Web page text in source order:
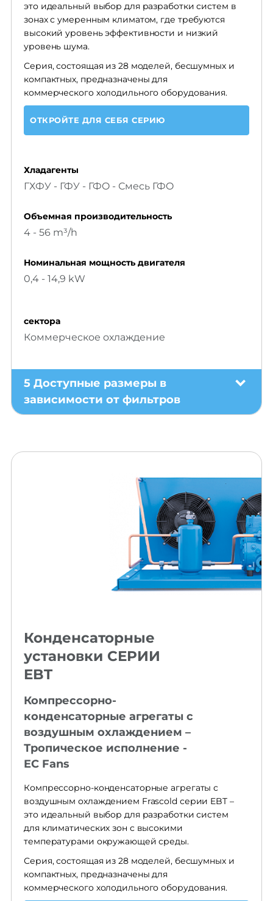
это идеальный выбор для разработки систем в
зонах с умеренным климатом, где требуются
высокий уровень эффективности и низкий
уровень шума.
Серия, состоящая из 28 моделей, бесшумных и
компактных, предназначены для
коммерческого холодильного оборудования.
ОТКРОЙТЕ ДЛЯ СЕБЯ СЕРИЮ
Хладагенты
ГХФУ - ГФУ - ГФO - Смесь ГФO
Объемнaя производительность
4 - 56 m³/h
Номинальная мощность двигателя
0,4 - 14,9 kW
сектора
Коммерческое охлаждение
5 Доступные размеры в
зависимости от фильтров
Конденсаторные
установки СЕРИИ
EBT
Компрессорно-
конденсаторные агрегаты с
воздушным охлаждением –
Тропическое исполнение -
EC Fans
Компрессорно-конденсаторные агрегаты с
воздушным охлаждением Frascold серии EBT –
это идеальный выбор для разработки систем
для климатических зон с высокими
температурами окружающей среды.
Серия, состоящая из 28 моделей, бесшумных и
компактных, предназначены для
коммерческого холодильного оборудования.